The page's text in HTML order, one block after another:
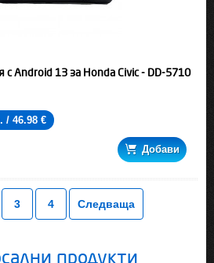
Android 13 за Honda Civic - DD-5710
/ 46.98 €
Добави
3 4 Следваща
продукти